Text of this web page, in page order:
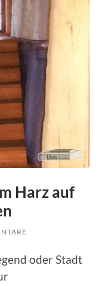
Harz auf
oder Stadt